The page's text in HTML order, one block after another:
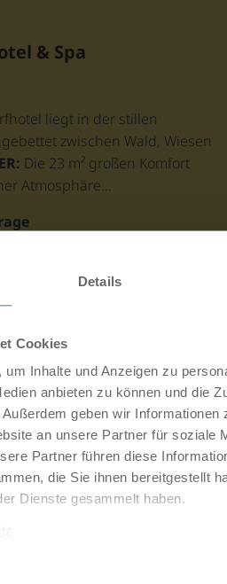
Details
Cookies
Inhalte und Anzeigen zu
anbieten zu können und die
geben wir Informationen
an unsere Partner für soziale
Partner führen diese
die Sie ihnen bereitgestellt
Dienste gesammelt haben.
& Spa
liegt in der stillen
zwischen Wald, Wiesen
Die 23 m² großen Komfort
Atmosphäre…
bei Halbpension abends 3-
Oberdeck
ab€ 60,-